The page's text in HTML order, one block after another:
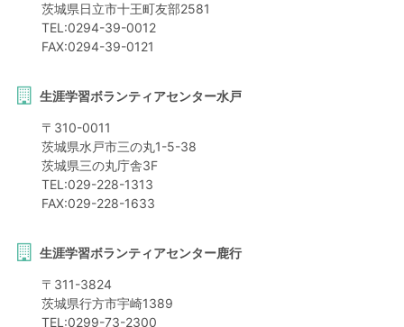
茨城県日立市十王町友部2581
TEL:0294-39-0012
FAX:0294-39-0121
生涯学習ボランティアセンター水戸
〒 310-0011
茨城県水戸市三の丸1-5-38
茨城県三の丸庁舎3F
TEL:029-228-1313
FAX:029-228-1633
生涯学習ボランティアセンター鹿行
〒 311-3824
茨城県行方市宇崎1389
TEL:0299-73-2300